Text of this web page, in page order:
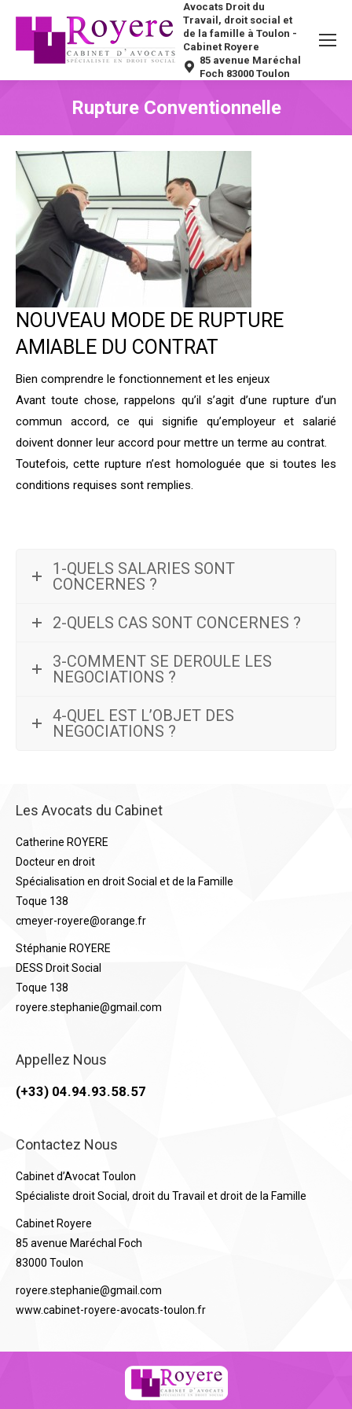
Avocats Droit du
Travail, droit social et
de la famille à Toulon -
Cabinet Royere
85 avenue Maréchal
Foch 83000 Toulon
Rupture Conventionnelle
NOUVEAU MODE DE RUPTURE
AMIABLE DU CONTRAT
Bien comprendre le fonctionnement et les enjeux
Avant toute chose, rappelons qu’il s’agit d’une rupture d’un
commun accord, ce qui signifie qu’employeur et salarié
doivent donner leur accord pour mettre un terme au contrat.
Toutefois, cette rupture n’est homologuée que si toutes les
conditions requises sont remplies.
1-QUELS SALARIES SONT
CONCERNES ?
2-QUELS CAS SONT CONCERNES ?
3-COMMENT SE DEROULE LES
NEGOCIATIONS ?
4-QUEL EST L’OBJET DES
NEGOCIATIONS ?
Les Avocats du Cabinet
Catherine ROYERE
Docteur en droit
Spécialisation en droit Social et de la Famille
Toque 138
cmeyer-royere@orange.fr
Stéphanie ROYERE
DESS Droit Social
Toque 138
royere.stephanie@gmail.com
Appellez Nous
(+33) 04.94.93.58.57
Contactez Nous
Cabinet d’Avocat Toulon
Spécialiste droit Social, droit du Travail et droit de la Famille
Cabinet Royere
85 avenue Maréchal Foch
83000 Toulon
royere.stephanie@gmail.com
www.cabinet-royere-avocats-toulon.fr